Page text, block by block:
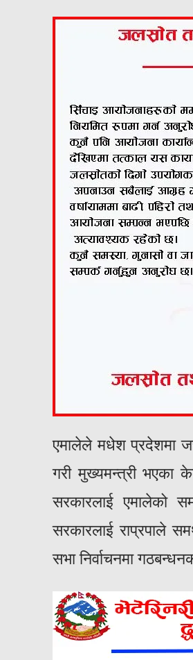
एमालेले मधेश प्रदेशमा
गरी मुख्यमन्त्री भएका
सरकारलाई एमालेको
सरकारलाई राप्रपाले
सभा निर्वाचनमा